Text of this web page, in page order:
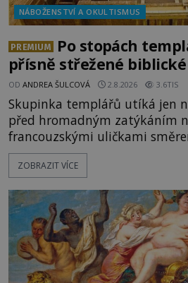
NÁBOŽENSTVÍ A OKULTISMUS
PREMIUM
Po stopách
přísně střežené
OD ANDREA ŠULCOVÁ 2.8.2026 3.6TIS
Skupinka templářů utíká jen
před hromadným zatýkáním
francouzskými uličkami
přístavu. Jeden z nich má přes
tajemným obsahem. Kapitán lodi už na ně čeká.
vyplouváme,“ sdělí jim. „Kam
kapitáne?“ zeptá se ho jeden z
ZOBRAZIT VÍCE